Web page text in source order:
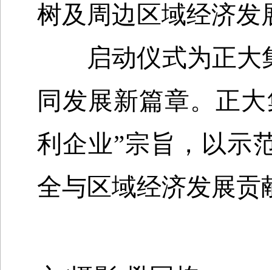
树及周边区域经济发
启动仪式为正大
同发展新篇章。正
利企业”宗旨，以示
全与区域经济发展贡